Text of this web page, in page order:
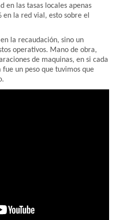
en las tasas locales apenas
en la red vial, esto sobre el
la recaudación, sino un
operativos. Mano de obra,
de maquinas, en si cada
un peso que tuvimos que